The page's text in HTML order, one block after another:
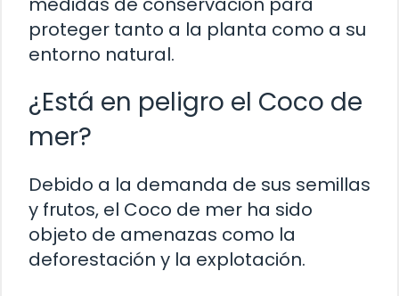
proteger tanto a la planta como a su
entorno natural.
¿Está en peligro el Coco de
mer?
Debido a la demanda de sus semillas
y frutos, el Coco de mer ha sido
objeto de amenazas como la
deforestación y la explotación.